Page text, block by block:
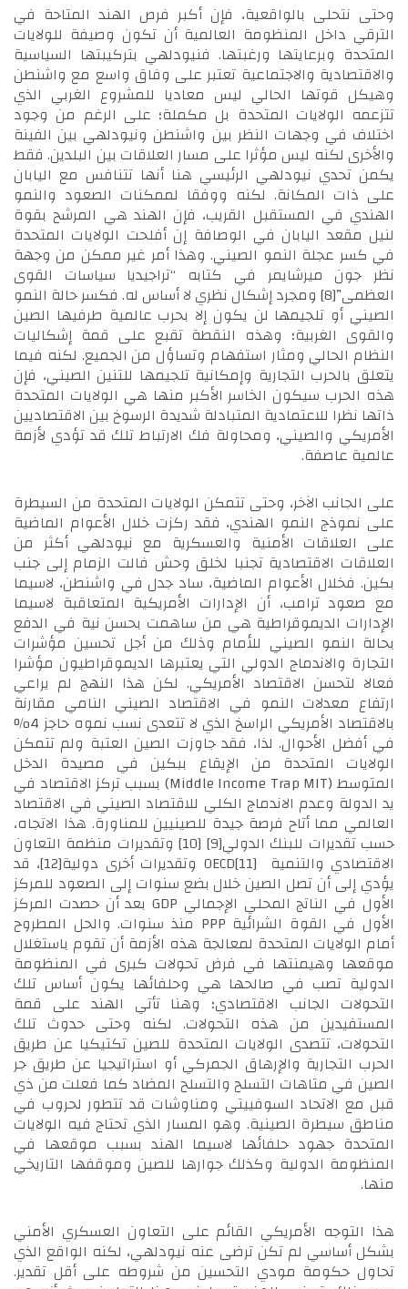
وحتى نتحلى بالواقعية، فإن أكبر فرص الهند المتاحة في
الترقي داخل المنظومة العالمية أن تكون وصيفة للولايات
المتحدة وبرعايتها ورغبتها. فنيودلهي بتركيبتها السياسية
والاقتصادية والاجتماعية تعتبر على وفاق واسع مع واشنطن
وهيكل قوتها الحالي ليس معاديا للمشروع الغربي الذي
تتزعمه الولايات المتحدة بل مكملة؛ على الرغم من وجود
اختلاف في وجهات النظر بين واشنطن ونيودلهي بين الفينة
والأخرى لكنه ليس مؤثرا على مسار العلاقات بين البلدين. فقط
يكمن تحدي نيودلهي الرئيسي هنا أنها تتنافس مع اليابان
على ذات المكانة. لكنه ووفقا لممكنات الصعود والنمو
الهندي في المستقبل القريب، فإن الهند هي المرشح بقوة
لنيل مقعد اليابان في الوصافة إن أفلحت الولايات المتحدة
في كسر عجلة النمو الصيني. وهذا أمر غير ممكن من وجهة
نظر جون ميرشايمر في كتابه “تراجيديا سياسات القوى
العظمى”[8] ومجرد إشكال نظري لا أساس له. فكسر حالة النمو
الصيني أو تلجيمها لن يكون إلا بحرب عالمية طرفيها الصين
والقوى الغربية؛ وهذه النقطة تقبع على قمة إشكاليات
النظام الحالي ومثار استفهام وتساؤل من الجميع. لكنه فيما
يتعلق بالحرب التجارية وإمكانية تلجيمها للتنين الصيني، فإن
هذه الحرب سيكون الخاسر الأكبر منها هي الولايات المتحدة
ذاتها نظرا للاعتمادية المتبادلة شديدة الرسوخ بين الاقتصاديين
الأمريكي والصيني، ومحاولة فك الارتباط تلك قد تؤدي لأزمة
عالمية عاصفة.
على الجانب الآخر، وحتى تتمكن الولايات المتحدة من السيطرة
على نموذج النمو الهندي، فقد ركزت خلال الأعوام الماضية
على العلاقات الأمنية والعسكرية مع نيودلهي أكثر من
العلاقات الاقتصادية تجنبا لخلق وحش فالت الزمام إلى جنب
بكين. فخلال الأعوام الماضية، ساد جدل في واشنطن، لاسيما
مع صعود ترامب، أن الإدارات الأمريكية المتعاقبة لاسيما
الإدارات الديموقراطية هي من ساهمت بحسن نية في الدفع
بحالة النمو الصيني للأمام وذلك من أجل تحسين مؤشرات
التجارة والاندماج الدولي التي يعتبرها الديموقراطيون مؤشرا
فعالا لتحسن الاقتصاد الأمريكي. لكن هذا النهج لم يراعي
ارتفاع معدلات النمو في الاقتصاد الصيني النامي مقارنة
بالاقتصاد الأمريكي الراسخ الذي لا تتعدى نسب نموه حاجز 4%
في أفضل الأحوال. لذا، فقد جاوزت الصين العتبة ولم تتمكن
الولايات المتحدة من الإيقاع ببكين في مصيدة الدخل
المتوسط (Middle Income Trap MIT) بسبب تركز الاقتصاد في
يد الدولة وعدم الاندماج الكلي للاقتصاد الصيني في الاقتصاد
العالمي مما أتاح فرصة جيدة للصينيين للمناورة. هذا الاتجاه،
حسب تقديرات للبنك الدولي[9]
[10] وتقديرات منظمة التعاون
الاقتصادي والتنمية OECD [11] وتقديرات أخرى دولية[12] ، قد
يؤدي إلى أن تصل الصين خلال بضع سنوات إلى الصعود للمركز
الأول في الناتج المحلي الإجمالي GDP بعد أن حصدت المركز
الأول في القوة الشرائية PPP منذ سنوات. والحل المطروح
أمام الولايات المتحدة لمعالجة هذه الأزمة أن تقوم باستغلال
موقعها وهيمنتها في فرض تحولات كبرى في المنظومة
الدولية تصب في صالحها هي وحلفائها يكون أساس تلك
التحولات الجانب الاقتصادي؛ وهنا تأتي الهند على قمة
المستفيدين من هذه التحولات. لكنه وحتى حدوث تلك
التحولات، تتصدى الولايات المتحدة للصين تكتيكيا عن طريق
الحرب التجارية والإرهاق الجمركي أو استراتيجيا عن طريق جر
الصين في متاهات التسلح والتسلح المضاد كما فعلت من ذي
قبل مع الاتحاد السوفييتي ومناوشات قد تتطور لحروب في
مناطق سيطرة الصينية. وهو المسار الذي تحتاج فيه الولايات
المتحدة جهود حلفائها لاسيما الهند بسبب موقعها في
المنظومة الدولية وكذلك جوارها للصين وموقفها التاريخي
منها.
هذا التوجه الأمريكي القائم على التعاون العسكري الأمني
بشكل أساسي لم تكن ترضى عنه نيودلهي، لكنه الواقع الذي
تحاول حكومة مودي التحسين من شروطه على أقل تقدير.